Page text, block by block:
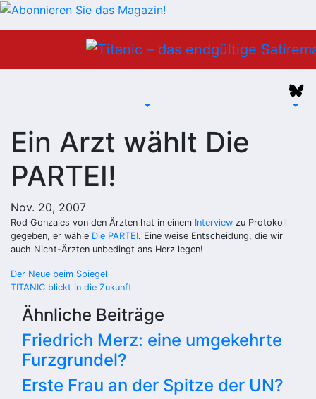
Ein Arzt wählt Die
PARTEI!
Nov. 20, 2007
Rod Gonzales von den Ärzten hat in einem Interview zu Protokoll
gegeben, er wähle Die PARTEI. Eine weise Entscheidung, die wir
auch Nicht-Ärzten unbedingt ans Herz legen!
Beitragsnavigation
Der Neue beim Spiegel
TITANIC blickt in die Zukunft
Ähnliche Beiträge
Friedrich Merz: eine umgekehrte
Furzgrundel?
Erste Frau an der Spitze der UN?